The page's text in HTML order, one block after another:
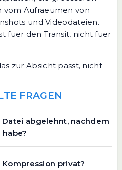
vom Aufraeumen von
und Videodateien.
fuer den Transit, nicht fuer
zur Absicht passt, nicht
FRAGEN
abgelehnt, nachdem
privat?